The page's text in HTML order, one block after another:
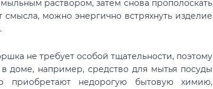
раствором, затем снова прополоскать
можно энергично встряхнуть изделие
не требует особой тщательности, поэтому
например, средство для мытья посуды
приобретают недорогую бытовую химию,